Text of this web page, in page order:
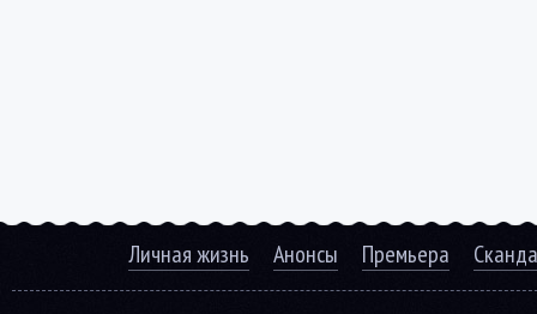
Личная жизнь Анонсы Премьера